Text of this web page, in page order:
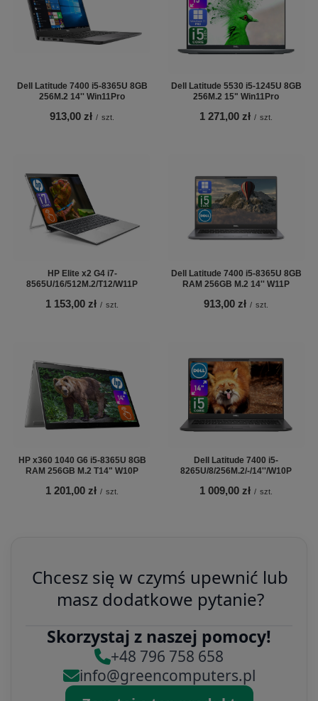
Dell Latitude 7400 i5-8365U 8GB
256M.2 14'' Win11Pro
913,00 zł / szt.
Dell Latitude 5530 i5-1245U 8GB
256M.2 15" Win11Pro
1 271,00 zł / szt.
HP Elite x2 G4 i7-
8565U/16/512M.2/T12/W11P
1 153,00 zł / szt.
Dell Latitude 7400 i5-8365U 8GB
RAM 256GB M.2 14'' W11P
913,00 zł / szt.
HP x360 1040 G6 i5-8365U 8GB
RAM 256GB M.2 T14" W10P
1 201,00 zł / szt.
Dell Latitude 7400 i5-
8265U/8/256M.2/-/14''/W10P
1 009,00 zł / szt.
Chcesz się w czymś upewnić lub
masz dodatkowe pytanie?
Skorzystaj z naszej pomocy!
+48 796 758 658
info@greencomputers.pl